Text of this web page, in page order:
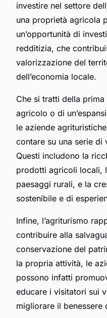
investire nel settore
una proprietà agricola
un’opportunità di
redditizia, che
valorizzazione del
dell’economia locale.
Che si tratti della
agricolo o di
le aziende
contare su una serie
Questi includono la
prodotti agricoli locali,
paesaggi rurali, e la
sostenibile e di
Infine, l’agriturismo
contribuire alla
conservazione del
la propria attività, le
possono infatti
educare i visitatori sui
migliorare il benessere